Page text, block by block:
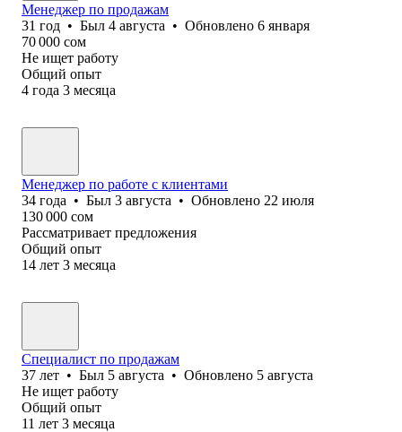
Менеджер по продажам
31 год • Был 4 августа • Обновлено 6 января
70 000 сом
Не ищет работу
Общий опыт
4 года 3 месяца
Менеджер по работе с клиентами
34 года • Был 3 августа • Обновлено 22 июля
130 000 сом
Рассматривает предложения
Общий опыт
14 лет 3 месяца
Специалист по продажам
37 лет • Был 5 августа • Обновлено 5 августа
Не ищет работу
Общий опыт
11 лет 3 месяца